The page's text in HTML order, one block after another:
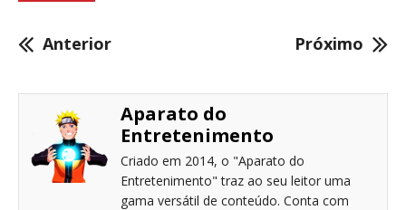
Anterior Próximo
Aparato do
Entretenimento
Criado em 2014, o "Aparato do
Entretenimento" traz ao seu leitor uma
gama versátil de conteúdo. Conta com